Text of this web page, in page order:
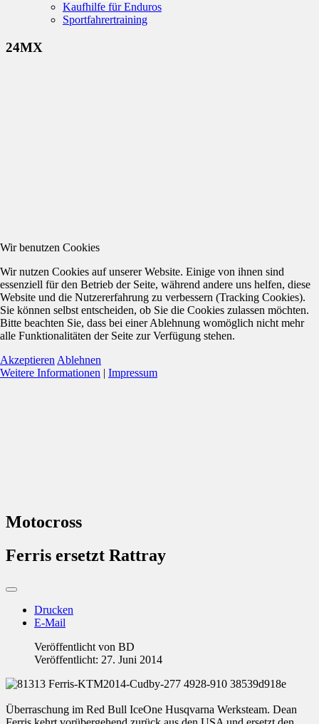
Kaufhilfe für Enduros
Sportfahrertraining
24MX
Motocross
Ferris ersetzt Rattray
Drucken
E-Mail
Veröffentlicht von BD
Veröffentlicht: 27. Juni 2014
Überraschung im Red Bull IceOne Husqvarna Werksteam. Dean
Wir benutzen Cookies
Wir nutzen Cookies auf unserer Website. Einige von ihnen sind
essenziell für den Betrieb der Seite, während andere uns helfen, diese
Website und die Nutzererfahrung zu verbessern (Tracking Cookies).
Sie können selbst entscheiden, ob Sie die Cookies zulassen möchten.
Bitte beachten Sie, dass bei einer Ablehnung womöglich nicht mehr
alle Funktionalitäten der Seite zur Verfügung stehen.
Akzeptieren Ablehnen
Weitere Informationen | Impressum